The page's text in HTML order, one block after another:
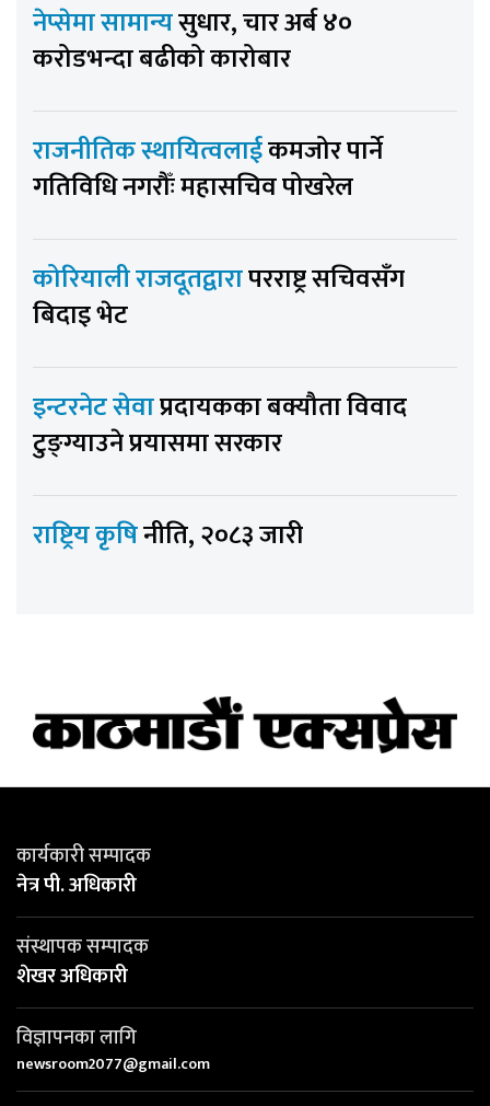
नेप्सेमा सामान्यसुधार, चार अर्ब ४०
करोडभन्दा बढीको कारोबार
राजनीतिक स्थायित्वलाईकमजोर पार्ने
गतिविधि नगरौँः महासचिव पोखरेल
कोरियाली राजदूतद्वारापरराष्ट्र सचिवसँग
बिदाइ भेट
इन्टरनेट सेवाप्रदायकका बक्यौता विवाद
टुङ्ग्याउने प्रयासमा सरकार
राष्ट्रिय कृषिनीति, २०८३ जारी
कार्यकारी सम्पादक
नेत्र पी. अधिकारी
संस्थापक सम्पादक
शेखर अधिकारी
विज्ञापनका लागि
newsroom2077@gmail.com